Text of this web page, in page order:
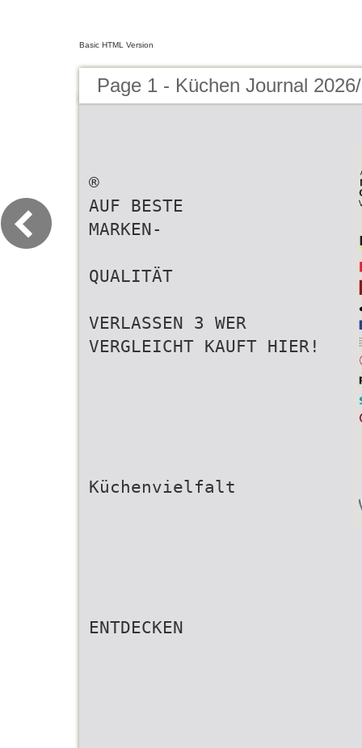
Basic HTML Version
Page 1 - Küchen Journal
®
AUF BESTE
MARKEN-
QUALITÄT
VERLASSEN 3 WER
VERGLEICHT KAUFT HIER!
Küchenvielfalt
ENTDECKEN